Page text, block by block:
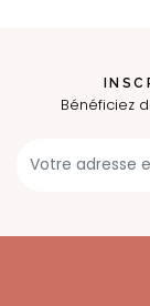
Bénéficiez